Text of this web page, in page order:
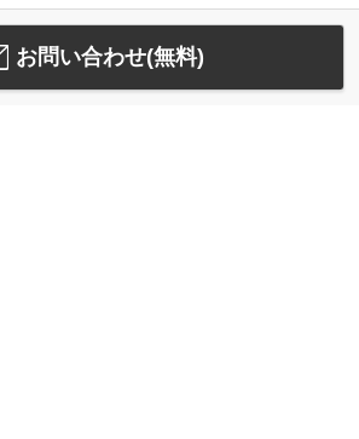
お問い合わせ(無料)